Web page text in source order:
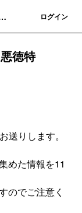
ログイン
徳特
送りします。
めた情報を11
のでご注意く